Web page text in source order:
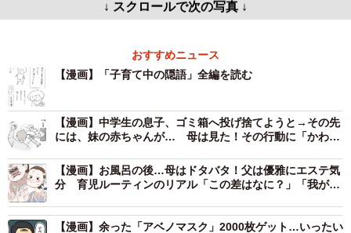
↓ スクロールで次の写真 ↓
おすすめニュース
【漫画】「子育て中の隠語」全編を読む
【漫画】中学生の息子、ゴミ箱へ投げ捨てようと→その先
には、妹の赤ちゃんが… 母は見た！その行動に「かわい
【漫画】お風呂の後…母はドタバタ！父は優雅にエステ気
分 育児ルーティンのリアル「この差はなに？」「我が家
【漫画】余った「アベノマスク」2000枚ゲット…いったい